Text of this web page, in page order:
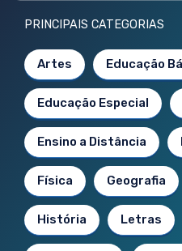
PRINCIPAIS CATEGORIAS
Artes Educação
Educação Especial
Ensino a Distância
Física Geografia
História Letras